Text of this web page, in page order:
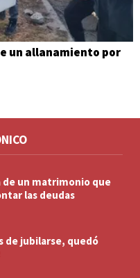
un allanamiento por
de un matrimonio que
las deudas
de jubilarse, quedó